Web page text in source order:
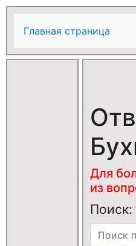
Главная страница
Для
из
Поиск: